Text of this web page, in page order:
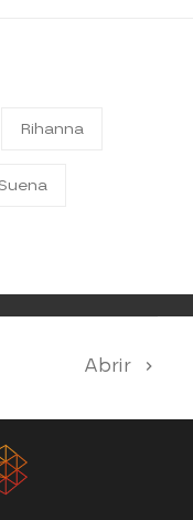
Rihanna
Abrir
cara me suena